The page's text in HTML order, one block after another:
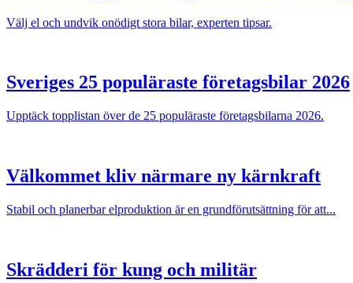
Välj el och undvik onödigt stora bilar, experten tipsar.
Sveriges 25 populäraste företagsbilar 2026
Upptäck topplistan över de 25 populäraste företagsbilarna 2026.
Välkommet kliv närmare ny kärnkraft
Stabil och planerbar elproduktion är en grundförutsättning för att...
Skrädderi för kung och militär